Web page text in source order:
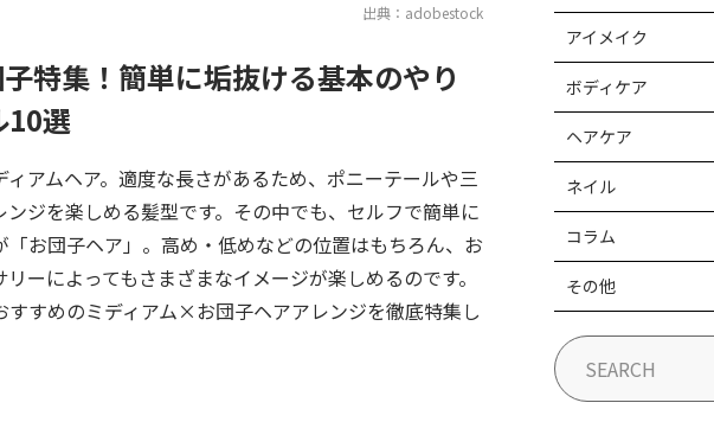
出典：adobestock
特集！簡単に垢抜ける基本のやり
10選
アムヘア。適度な長さがあるため、ポニーテールや三
ジを楽しめる髪型です。その中でも、セルフで簡単に
お団子ヘア」。高め・低めなどの位置はもちろん、お
ーによってもさまざまなイメージが楽しめるのです。
すめのミディアム×お団子ヘアアレンジを徹底特集し
アイメイク
ボディケア
ヘアケア
ネイル
コラム
その他